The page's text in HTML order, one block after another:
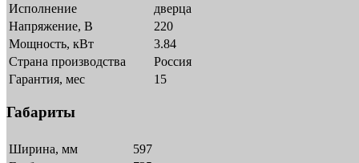
Исполнение
дверца
Напряжение, В
220
Мощность, кВт
3.84
Страна производства
Россия
Гарантия, мес
15
Габариты
Ширина, мм
597